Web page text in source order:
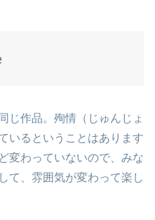
じ作品。殉情（じゅんじょ
いるということはあります
変わっていないので、みな
て、雰囲気が変わって楽し